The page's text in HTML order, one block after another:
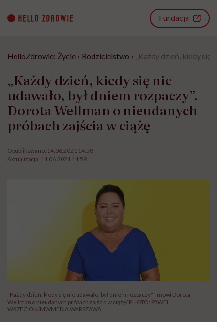
content
Fundacja
HelloZdrowie: Życie › Rodzicielstwo › „Każdy dzień, kiedy się
„Każdy dzień, kiedy się nie
udawało, był dniem rozpaczy”.
Dorota Wellman o nieudanych
próbach zajścia w ciążę
Opublikowano: 14.06.2021 14:58
Aktualizacja: 14.06.2021 14:59
"Każdy dzień, kiedy się nie udawało, był dniem rozpaczy" - mówi Dorota
Wellman o nieudanych próbach zajścia w ciążę/ PHOTO: PAWEL
WRZECION/MWMEDIA WARSZAWA